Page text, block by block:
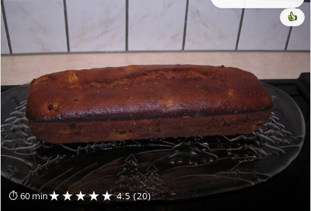
⏱ 60 min★★★★★ 4.5 (20)
👍